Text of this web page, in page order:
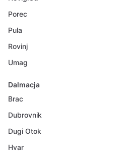
Porec
Pula
Rovinj
Umag
Dalmacja
Brac
Dubrovnik
Dugi Otok
Hvar